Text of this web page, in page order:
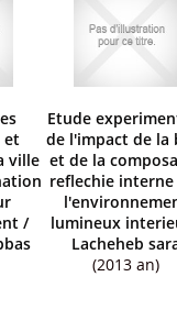
et
ville
/
Etude
de l'impact de la
et de la
reflechie
lumineux
Lacheheb
(2013 an)